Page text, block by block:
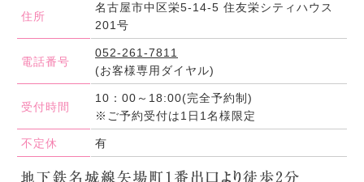
住所
名古屋市中区栄5-14-5 住友栄シティハウス
201号
電話番号
052-261-7811
(お客様専用ダイヤル)
受付時間
10：00～18:00(完全予約制)
※ご予約受付は1日1名様限定
不定休 有